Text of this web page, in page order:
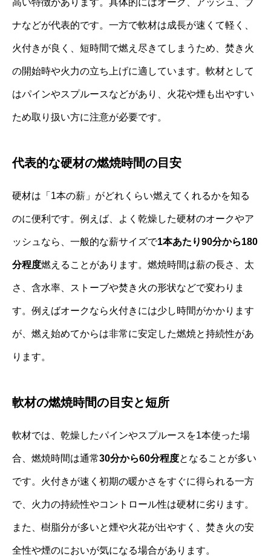
ナなどが代表的です。一方で軟材は成長が速くて軽く、
火付きが良く、短時間で燃え尽きてしまうため、焚き火
の開始時や火力の立ち上げに適しています。軟材として
はパインやスプルースなどがあり、火花や煙も出やすい
ため取り扱い方に注意が必要です。
代表的な硬材の燃焼時間の目安
硬材は「1本の薪」がどれくらい燃えてくれるかを知る
のに便利です。例えば、よく乾燥した硬材のオークやア
ッシュなら、一般的な薪サイズで1本あたり90分から180
分程度燃えることがあります。燃焼時間は薪の長さ、太
さ、含水率、ストーブや焚き火の形状などで変わりま
す。例えばオークなら火付きには少し時間がかかります
が、燃え始めてからは非常に安定した燃焼と持続性があ
ります。
軟材の燃焼時間の目安と短所
軟材では、乾燥したパインやスプルースを1本使った場
合、燃焼時間は通常30分から60分程度となることが多い
です。火付きが速く初期の暖かさをすぐに得られる一方
で、火力の持続性やコントロール性は硬材に劣ります。
また、樹脂分が多いと煙や火花が出やすく、焚き火の安
全性や煙のにおいが気になる場合があります。